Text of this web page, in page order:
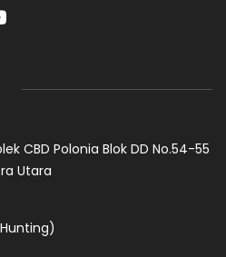
CBD Polonia Blok DD No.54-55
Utara